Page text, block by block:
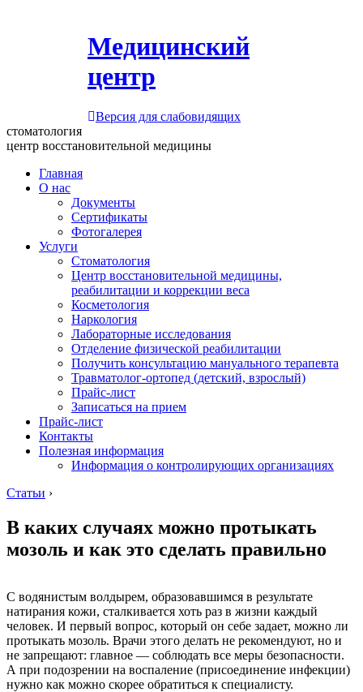
Медицинский
центр
Версия для слабовидящих
стоматология
центр восстановительной медицины
Главная
О нас
Документы
Сертификаты
Фотогалерея
Услуги
Стоматология
Центр восстановительной медицины,
реабилитации и коррекции веса
Косметология
Наркология
Лабораторные исследования
Отделение физической реабилитации
Получить консультацию мануального терапевта
Травматолог-ортопед (детский, взрослый)
Прайс-лист
Записаться на прием
Прайс-лист
Контакты
Полезная информация
Информация о контролирующих организациях
Статьи ›
В каких случаях можно протыкать
мозоль и как это сделать правильно
С водянистым волдырем, образовавшимся в результате
натирания кожи, сталкивается хоть раз в жизни каждый
человек. И первый вопрос, который он себе задает, можно ли
протыкать мозоль. Врачи этого делать не рекомендуют, но и
не запрещают: главное — соблюдать все меры безопасности.
А при подозрении на воспаление (присоединение инфекции)
нужно как можно скорее обратиться к специалисту.